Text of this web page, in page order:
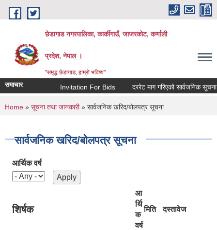
Skip to main content
छेडागाड नगरपालिका, कार्कीगाउँ, जाजरकाेट, कर्णाली
प्रदेश, नेपाल ।
"समृद्ध छेडागाड, हाम्रो भविष्य"
समाचार Invitation For Bids दररेट माग गरिएको सार्वजनिक सूचना।
You are here
Home » सूचना तथा जानकारी» सार्वजनिक खरिद/बोलपत्र सूचना
सार्वजनिक खरिद/बोलपत्र सूचना
आर्थिक वर्ष
शिर्षक
आ
र्थि
क
वर्ष
मिति दस्तावेज